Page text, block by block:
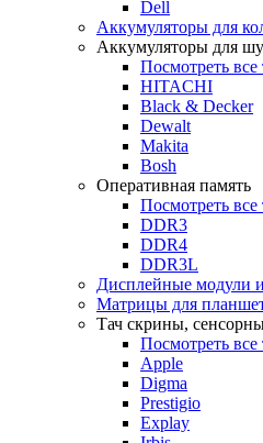
Dell
Аккумуляторы для
Аккумуляторы для
Посмотреть все
HITACHI
Black & Decker
Dewalt
Makita
Bosh
Оперативная память
Посмотреть все
DDR3
DDR4
DDR3L
Дисплейные модули
Матрицы для
Тач скрины,
Посмотреть все
Apple
Digma
Prestigio
Explay